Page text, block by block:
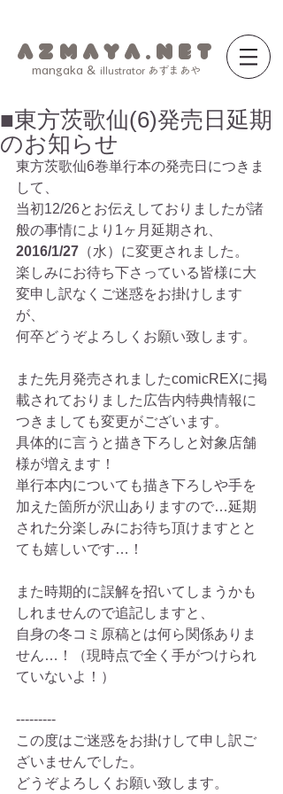
a z m a y a . n e t
mangaka & illustrator あずまあや
■東方茨歌仙(6)発売日延期
のお知らせ
東方茨歌仙6巻単行本の発売日につきま
して、
当初12/26とお伝えしておりましたが諸
般の事情により1ヶ月延期され、
2016/1/27 （水）に変更されました。
楽しみにお待ち下さっている皆様に大
変申し訳なくご迷惑をお掛けします
が、
何卒どうぞよろしくお願い致します。
また先月発売されましたcomicREXに掲
載されておりました広告内特典情報に
つきましても変更がございます。
具体的に言うと描き下ろしと対象店舗
様が増えます！
単行本内についても描き下ろしや手を
加えた箇所が沢山ありますので…延期
された分楽しみにお待ち頂けますとと
ても嬉しいです…！
また時期的に誤解を招いてしまうかも
しれませんので追記しますと、
自身の冬コミ原稿とは何ら関係ありま
せん…！（現時点で全く手がつけられ
ていないよ！）
---------
この度はご迷惑をお掛けして申し訳ご
ざいませんでした。
どうぞよろしくお願い致します。